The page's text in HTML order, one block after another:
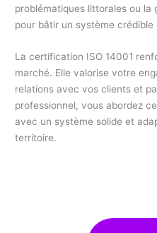
problématiques littorales ou la
pour bâtir un système crédible
La certification ISO 14001
marché. Elle valorise votre
relations avec vos clients et
professionnel, vous abordez
avec un système solide et
territoire.